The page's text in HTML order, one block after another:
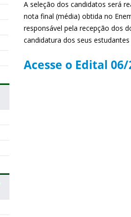
A seleção dos candidatos será
nota final (média) obtida no
responsável pela recepção dos
candidatura dos seus
Acesse o Edital 06/